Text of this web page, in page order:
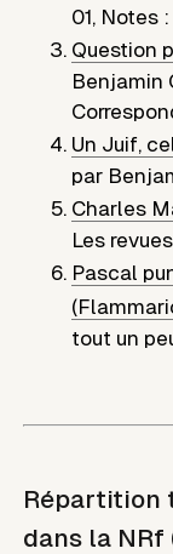
01, Notes
Question
Benjamin
Un Juif,
par
Charles
Les revues
Pascal
tout un
Répartition
dans la